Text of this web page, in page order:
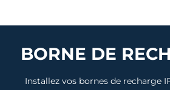
BORNE DE
Installez vos bornes de recharge